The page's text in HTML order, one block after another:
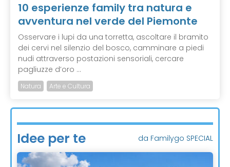
10 esperienze family tra natura e
avventura nel verde del Piemonte
Osservare i lupi da una torretta, ascoltare il bramito
dei cervi nel silenzio del bosco, camminare a piedi
nudi attraverso postazioni sensoriali, cercare
pagliuzze d’oro ...
Natura Arte e Cultura
Idee per te da Familygo SPECIAL